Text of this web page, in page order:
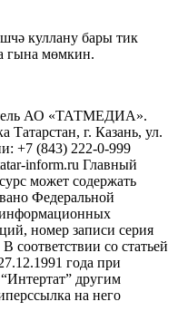
куллану бары тик
гына мөмкин.
АО «ТАТМЕДИА».
Татарстан, г. Казань, ул.
+7 (843) 222-0-999
inform.ru Главный
может содержать
Федеральной
информационных
номер записи серия
со статьей
года при
другим
на него